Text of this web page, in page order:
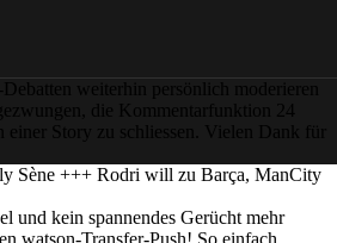
weiterhin persönlich moderieren
die Kommentarfunktion 24
Story zu schliessen. Vielen Dank für
Sène +++ Rodri will zu Barça, ManCity
und kein spannendes Gerücht mehr
watson-Transfer-Push! So einfach